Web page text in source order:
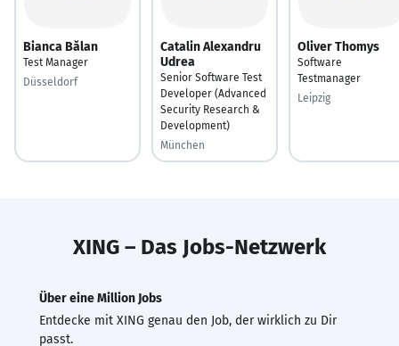
Bianca Bălan
Test Manager
Düsseldorf
Catalin Alexandru
Udrea
Senior Software Test
Developer (Advanced
Security Research &
Development)
München
Oliver Thomys
Software
Testmanager
Leipzig
XING – Das Jobs-Netzwerk
Über eine Million Jobs
Entdecke mit XING genau den Job, der wirklich zu Dir
passt.